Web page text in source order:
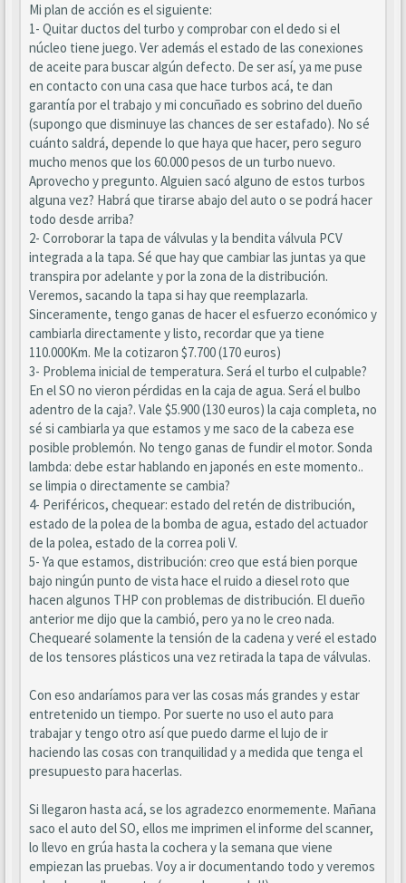
Mi plan de acción es el siguiente:
1- Quitar ductos del turbo y comprobar con el dedo si el
núcleo tiene juego. Ver además el estado de las conexiones
de aceite para buscar algún defecto. De ser así, ya me puse
en contacto con una casa que hace turbos acá, te dan
garantía por el trabajo y mi concuñado es sobrino del dueño
(supongo que disminuye las chances de ser estafado). No sé
cuánto saldrá, depende lo que haya que hacer, pero seguro
mucho menos que los 60.000 pesos de un turbo nuevo.
Aprovecho y pregunto. Alguien sacó alguno de estos turbos
alguna vez? Habrá que tirarse abajo del auto o se podrá hacer
todo desde arriba?
2- Corroborar la tapa de válvulas y la bendita válvula PCV
integrada a la tapa. Sé que hay que cambiar las juntas ya que
transpira por adelante y por la zona de la distribución.
Veremos, sacando la tapa si hay que reemplazarla.
Sinceramente, tengo ganas de hacer el esfuerzo económico y
cambiarla directamente y listo, recordar que ya tiene
110.000Km. Me la cotizaron $7.700 (170 euros)
3- Problema inicial de temperatura. Será el turbo el culpable?
En el SO no vieron pérdidas en la caja de agua. Será el bulbo
adentro de la caja?. Vale $5.900 (130 euros) la caja completa, no
sé si cambiarla ya que estamos y me saco de la cabeza ese
posible problemón. No tengo ganas de fundir el motor. Sonda
lambda: debe estar hablando en japonés en este momento..
se limpia o directamente se cambia?
4- Periféricos, chequear: estado del retén de distribución,
estado de la polea de la bomba de agua, estado del actuador
de la polea, estado de la correa poli V.
5- Ya que estamos, distribución: creo que está bien porque
bajo ningún punto de vista hace el ruido a diesel roto que
hacen algunos THP con problemas de distribución. El dueño
anterior me dijo que la cambió, pero ya no le creo nada.
Chequearé solamente la tensión de la cadena y veré el estado
de los tensores plásticos una vez retirada la tapa de válvulas.
Con eso andaríamos para ver las cosas más grandes y estar
entretenido un tiempo. Por suerte no uso el auto para
trabajar y tengo otro así que puedo darme el lujo de ir
haciendo las cosas con tranquilidad y a medida que tenga el
presupuesto para hacerlas.
Si llegaron hasta acá, se los agradezco enormemente. Mañana
saco el auto del SO, ellos me imprimen el informe del scanner,
lo llevo en grúa hasta la cochera y la semana que viene
empiezan las pruebas. Voy a ir documentando todo y veremos